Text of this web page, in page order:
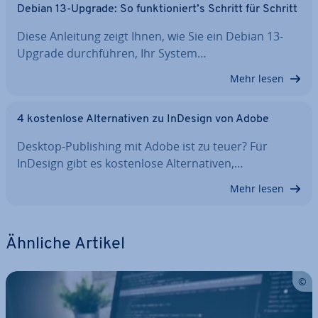
Debian 13-Upgrade: So funk­tio­niert’s Schritt für Schritt
Diese Anleitung zeigt Ihnen, wie Sie ein Debian 13-
Upgrade durch­füh­ren, Ihr System…
Mehr lesen
4 kos­ten­lo­se Al­ter­na­ti­ven zu InDesign von Adobe
Desktop-Pu­bli­shing mit Adobe ist zu teuer? Für
InDesign gibt es kos­ten­lo­se Al­ter­na­ti­ven,…
Mehr lesen
Ähnliche Artikel